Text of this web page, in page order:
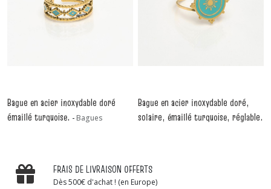
Bague en acier inoxydable doré
émaillé turquoise. -Bagues
Bague en acier inoxydable doré,
solaire, émaillé turquoise, réglable.
FRAIS DE LIVRAISON OFFERTS
Dès 500€ d'achat ! (en Europe)